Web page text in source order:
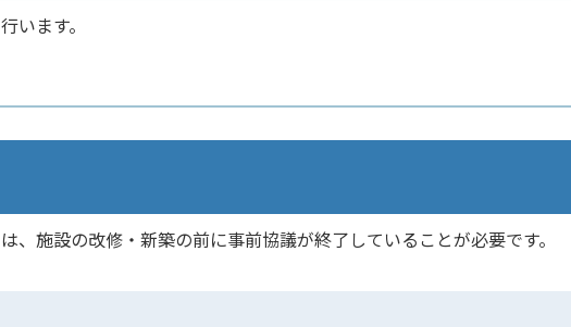
います。
、施設の改修・新築の前に事前協議が終了していることが必要です。